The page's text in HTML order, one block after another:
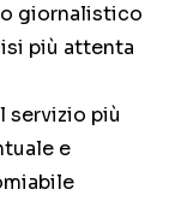
giornalistico
più attenta
servizio più
e